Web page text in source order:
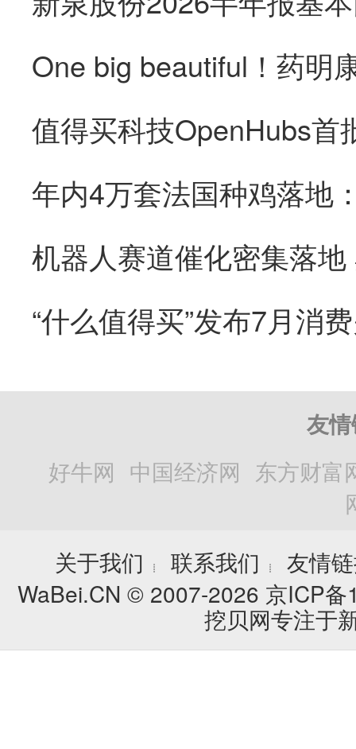
“什么值得买”发布7月消
友
好牛网 中国经济网 东方财富
关于我们
┊ 联系我们 ┊
友情
WaBei.CN © 2007-2026 京ICP
挖贝网专注于